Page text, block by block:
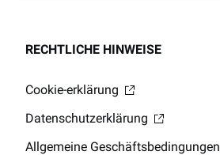
RECHTLICHE HINWEISE
Cookie-erklärung
Datenschutzerklärung
Allgemeine Geschäftsbedingungen